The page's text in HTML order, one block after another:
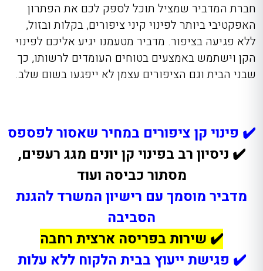
חברת המדביר שמציל תוכל לספק לכם את הפתרון
האפקטיבי ביותר לפינוי קיני ציפורים, בקלות ובזול,
ללא פגיעה בציפור. מדביר מטעמנו יגיע אליכם לפינוי
הקן וישתמש באמצעים בטוחים העומדים לרשותו, כך
שבני הבית וגם הציפורים עצמן לא ייפגעו בשום שלב.
✔️ פינוי קן ציפורים במחיר שאסור לפספס
✔️ ניסיון רב בפינוי קן יונים מגג רעפים,
מסתור כביסה ועוד
מדביר מוסמך עם רישיון המשרד להגנת
הסביבה
✔️ שירות בפריסה ארצית רחבה
✔️ פגישת ייעוץ בבית הלקוח ללא עלות